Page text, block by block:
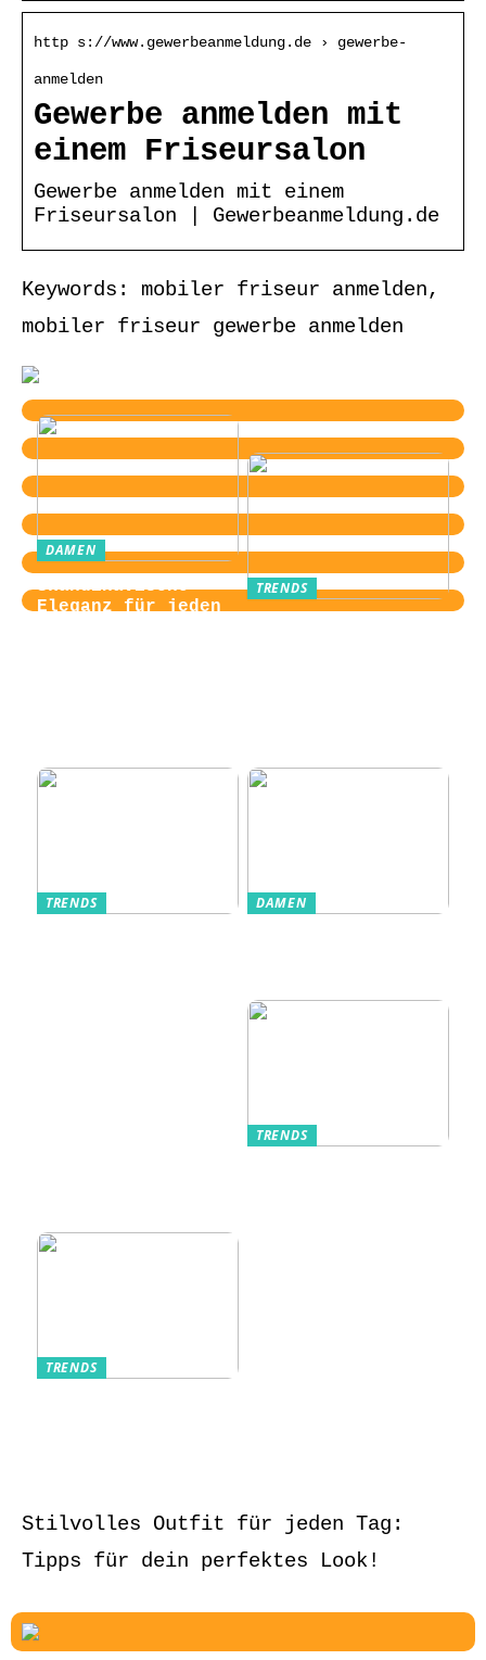
http s://www.gewerbeanmeldung.de › gewerbe-
anmelden
Gewerbe anmelden mit
einem Friseursalon
Gewerbe anmelden mit einem
Friseursalon | Gewerbeanmeldung.de
Keywords: mobiler friseur anmelden,
mobiler friseur gewerbe anmelden
DAMEN
Skandinavische
Eleganz für jeden
TRENDS
TRENDS DAMEN
TRENDS
TRENDS
Stilvolles Outfit für jeden Tag:
Tipps für dein perfektes Look!